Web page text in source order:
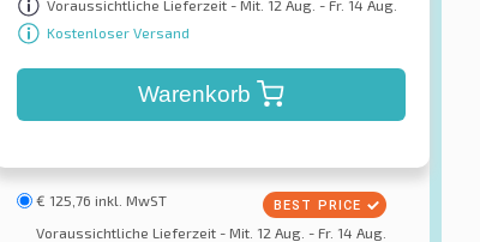
Voraussichtliche Lieferzeit - Mit. 12 Aug. - Fr. 14 Aug.
Kostenloser Versand
Warenkorb
€ 125,76 inkl. MwST
Voraussichtliche Lieferzeit - Mit. 12 Aug. - Fr. 14 Aug.